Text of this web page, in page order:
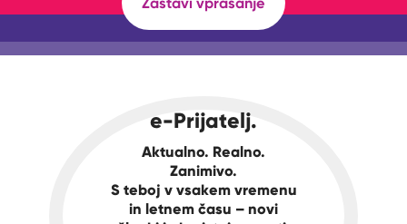
e-Prijatelj.
Aktualno. Realno.
Zanimivo.
S teboj v vsakem vremenu
in letnem času – novi